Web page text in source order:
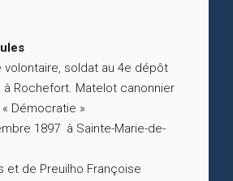
volontaire, soldat au 4e dépôt
Rochefort. Matelot canonnier
Démocratie »
1897 à Sainte-Marie-de-
et de Preuilho Françoise